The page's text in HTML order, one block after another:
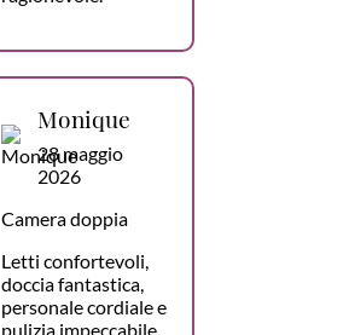
Monique
28 maggio
2026
Camera doppia
Letti confortevoli,
doccia fantastica,
personale cordiale e
pulizia impeccabile.